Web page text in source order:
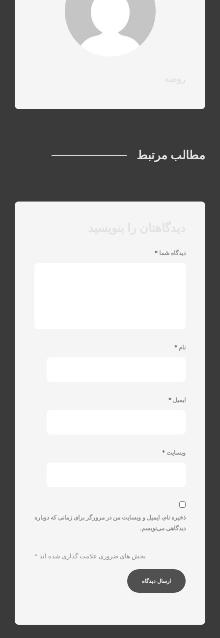
مطالب مرتبط
دیدگاه شما *
نام *
ایمیل *
وبسایت *
ذخیره نام، ایمیل و وبسایت من در مرورگر برای زمانی که دوباره
دیدگاهی می‌نویسم.
بخش های ضروری علامت گذاری شده اند *